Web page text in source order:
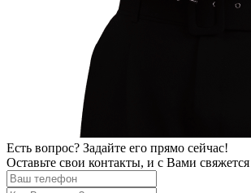
Есть вопрос? Задайте его прямо сейчас!
Оставьте свои контакты, и с Вами